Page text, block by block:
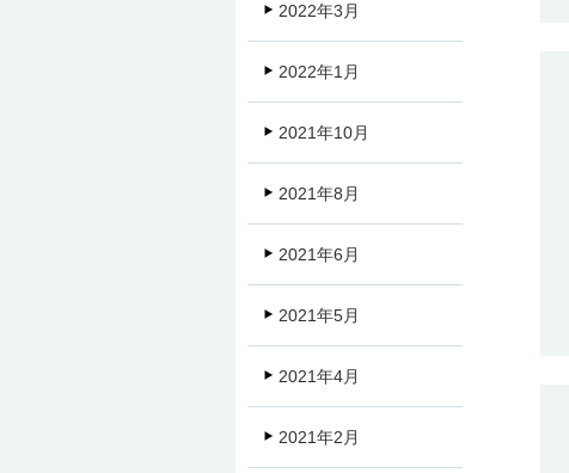
2022年3月
2022年1月
2021年10月
2021年8月
2021年6月
2021年5月
2021年4月
2021年2月